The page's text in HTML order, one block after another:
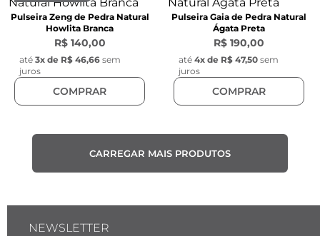
Pulseira Zeng de Pedra Natural
Howlita Branca
R$ 140,00
até 3x de R$ 46,66 sem
juros
COMPRAR
Pulseira Gaia de Pedra Natural
Ágata Preta
R$ 190,00
até 4x de R$ 47,50 sem
juros
COMPRAR
NEWSLETTER